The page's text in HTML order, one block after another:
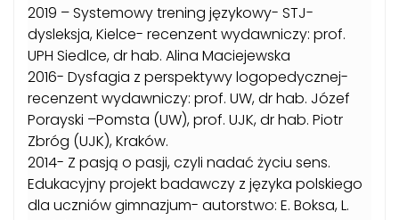
2019 – Systemowy trening językowy- STJ-
dysleksja, Kielce- recenzent wydawniczy: prof.
UPH Siedlce, dr hab. Alina Maciejewska
2016- Dysfagia z perspektywy logopedycznej-
recenzent wydawniczy: prof. UW, dr hab. Józef
Porayski –Pomsta (UW), prof. UJK, dr hab. Piotr
Zbróg (UJK), Kraków.
2014- Z pasją o pasji, czyli nadać życiu sens.
Edukacyjny projekt badawczy z języka polskiego
dla uczniów gimnazjum- autorstwo: E. Boksa, L.